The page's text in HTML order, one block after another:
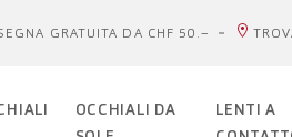
GRATUITA DA CHF 50.–
OCCHIALI DA
LENTI A